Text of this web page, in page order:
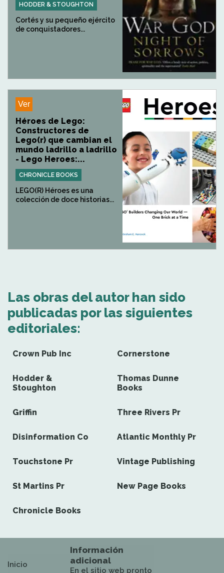
HODDER & STOUGHTON
Cortés y su pequeño ejército
de conquistadores...
Ver
Héroes de Lego:
Constructores de
Lego(r) que cambian el
mundo ladrillo a ladrillo
- Lego Heroes:...
CHRONICLE BOOKS
LEGO(R) Héroes es una
colección de doce historias...
Las obras del autor han sido
publicadas por las siguientes
editoriales:
Crown Pub Inc Cornerstone
Hodder &
Stoughton
Thomas Dunne
Books
Griffin Three Rivers Pr
Disinformation Co Atlantic Monthly Pr
Touchstone Pr Vintage Publishing
St Martins Pr New Page Books
Chronicle Books
Inicio
Información
adicional
En el sitio web pronto